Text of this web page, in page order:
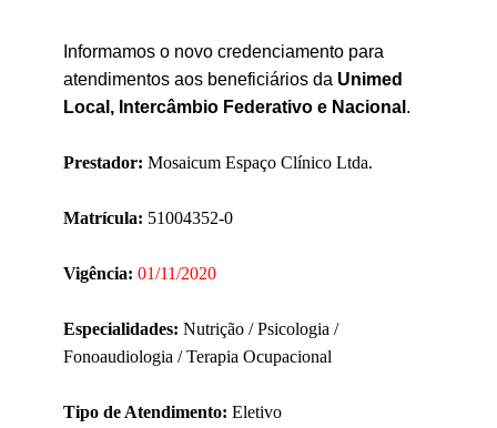
Informamos o novo credenciamento para
atendimentos aos beneficiários da Unimed
Local, Intercâmbio Federativo e Nacional .
Prestador: Mosaicum Espaço Clínico Ltda.
Matrícula: 51004352-0
Vigência: 01/11/2020
Especialidades: Nutrição / Psicologia /
Fonoaudiologia / Terapia Ocupacional
Tipo de Atendimento: Eletivo